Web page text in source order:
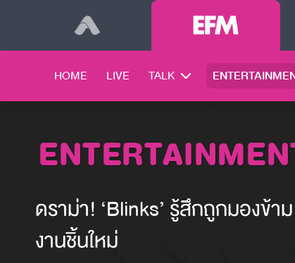
HOME LIVE TALK
ดราม่า! ‘Blinks’ รู้สึกถูกมองข้
งานชิ้นใหม่